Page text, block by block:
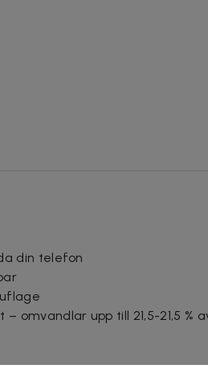
din telefon
omvandlar upp till 21,5-21,5 %